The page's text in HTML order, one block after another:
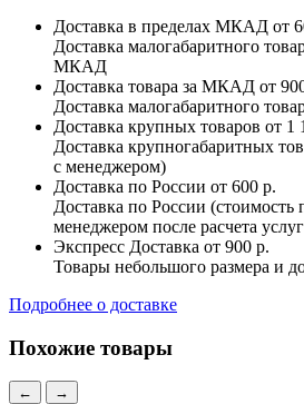
Доставка в пределах МКАД от
Доставка малогабаритного
МКАД
Доставка товара за МКАД от
Доставка малогабаритного
Доставка крупных товаров от 1
Доставка крупногабаритных
с менеджером)
Доставка по России от 600 р.
Доставка по России (стоимость
менеджером после расчета
Экспресс Доставка от 900 р.
Товары небольшого размера и
Подробнее о доставке
Похожие товары
← →